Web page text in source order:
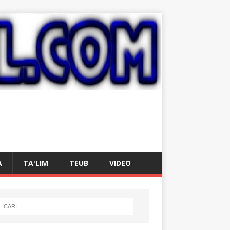
TA'LIM TEUB VIDEO